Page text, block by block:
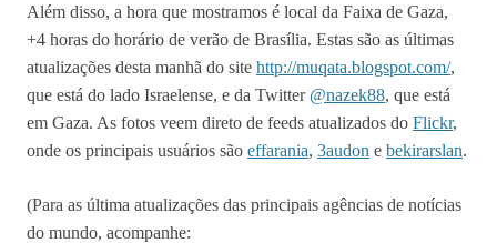
Além disso, a hora que mostramos é local da Faixa de Gaza,
+4 horas do horário de verão de Brasília. Estas são as últimas
atualizações desta manhã do site http://muqata.blogspot.com/,
que está do lado Israelense, e da Twitter @nazek88, que está
em Gaza. As fotos veem direto de feeds atualizados do Flickr,
onde os principais usuários são effarania, 3audon e bekirarslan.
(Para as última atualizações das principais agências de notícias
do mundo, acompanhe: